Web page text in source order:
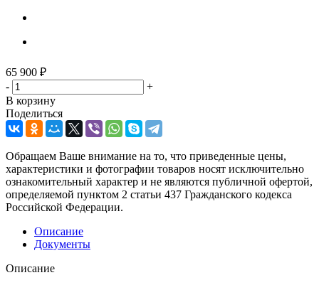
65 900 ₽
-
+
В корзину
Поделиться
Обращаем Ваше внимание на то, что приведенные цены,
характеристики и фотографии товаров носят исключительно
ознакомительный характер и не являются публичной офертой,
определяемой пунктом 2 статьи 437 Гражданского кодекса
Российской Федерации.
Описание
Документы
Описание